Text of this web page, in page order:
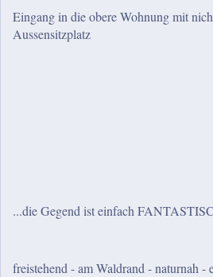
Eingang in die obere Wohnung mit
Aussensitzplatz
...die Gegend ist einfach
freistehend - am Waldrand - naturnah -